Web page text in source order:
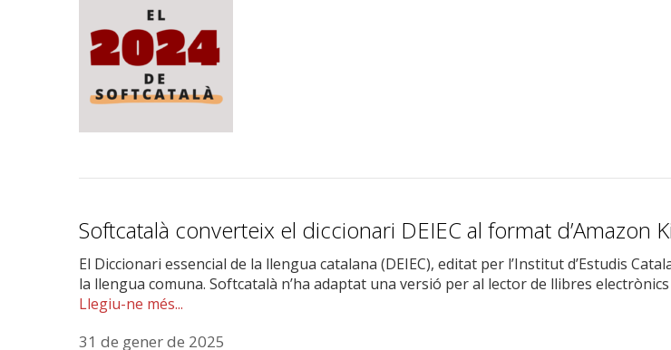
Softcatalà converteix el diccionari DEIEC al format d’Amazon
El Diccionari essencial de la llengua catalana (DEIEC), editat per l’Institut d’Estudis
la llengua comuna. Softcatalà n’ha adaptat una versió per al lector de llibres
Llegiu-ne més...
31 de gener de 2025